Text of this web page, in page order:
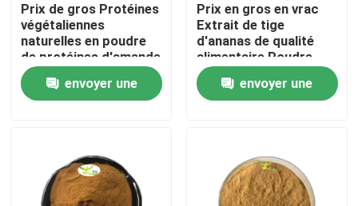
À la maison
À propos de nous
Prix ​​de gros Protéines
végétaliennes
naturelles en poudre
de protéines d'amande
40 % 50 % 60 %
envoyer une
Prix en gros en vrac
Extrait de tige
d'ananas de qualité
alimentaire Poudre
d'enzyme de
bromélaïne
1200/2400 GDU
envoyer une